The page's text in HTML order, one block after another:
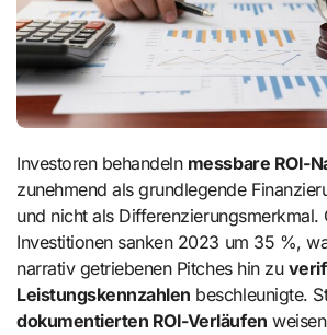
Investoren behandeln messbare ROI-
zunehmend als grundlegende
und nicht als Differenzierungsmerkmal.
Investitionen sanken 2023 um 35 %,
narrativ getriebenen Pitches hin zu
Leistungskennzahlen beschleunigte.
dokumentierten ROI-Verläufen